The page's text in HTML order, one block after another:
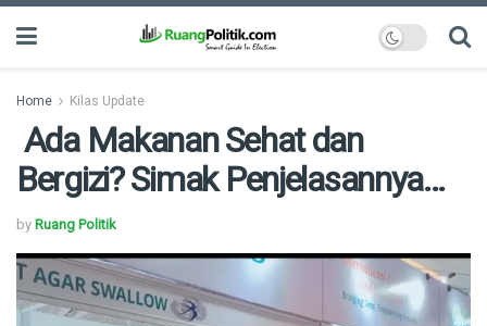
Home Kilas Update
Ada Makanan Sehat dan
Bergizi? Simak Penjelasannya…
by Ruang Politik